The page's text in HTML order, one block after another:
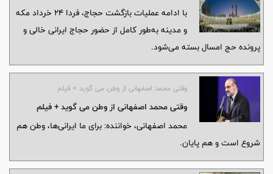
با ادامه عملیات بازگشت حجاج، فردا ۲۴ خرداد مکه
و مدینه به‌طور کامل از حضور حجاج ایرانی خالی و
پرونده حج امسال بسته می‌شود.
وقتی محمد اصفهانی از وطن می گوید + فیلم
وقتی محمد اصفهانی از وطن می گوید + فیلم
محمد اصفهانی، خواننده: برای ما ایرانی‌ها، وطن هم
شروع است و هم پایان.